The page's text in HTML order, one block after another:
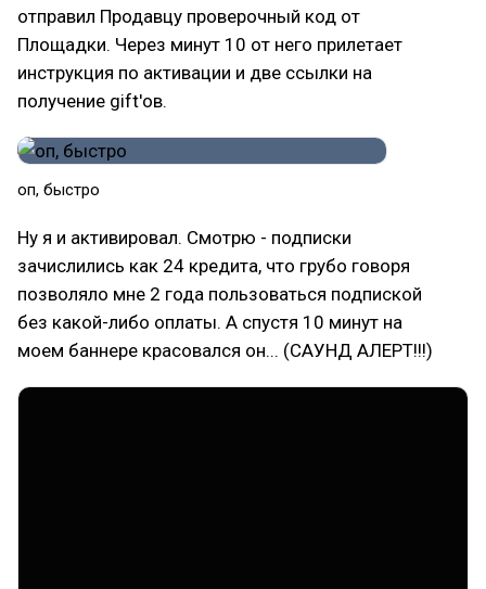
отправил Продавцу проверочный код от
Площадки. Через минут 10 от него прилетает
инструкция по активации и две ссылки на
получение gift'ов.
оп, быстро
Ну я и активировал. Смотрю - подписки
зачислились как 24 кредита, что грубо говоря
позволяло мне 2 года пользоваться подпиской
без какой-либо оплаты. А спустя 10 минут на
моем баннере красовался он... (САУНД АЛЕРТ!!!)